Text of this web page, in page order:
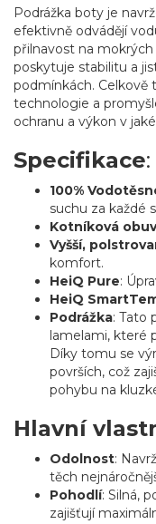
Podrážka boty je
efektivně odvádějí
přilnavost na
poskytuje stabilitu a
podmínkách. Celkově
technologie a
ochranu a výkon v
Specifikace:
100%
suchu za každé
Kotníková
Vyšší,
komfort.
HeiQ Pure:
HeiQ
Podrážka: Tato
lamelami, které
Díky tomu se
površích, což
pohybu na
Hlavní
Odolnost:
těch
Pohodlí: Silná,
zajišťují